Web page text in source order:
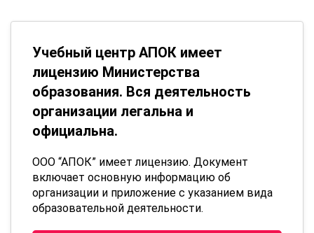
Учебный центр АПОК имеет
лицензию Министерства
образования. Вся деятельность
организации легальна и
официальна.
ООО “АПОК” имеет лицензию. Документ
включает основную информацию об
организации и приложение с указанием вида
образовательной деятельности.